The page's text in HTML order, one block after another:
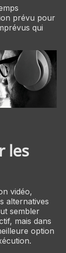
prévu pour
qui
les
vidéo,
alternatives
sembler
mais dans
option